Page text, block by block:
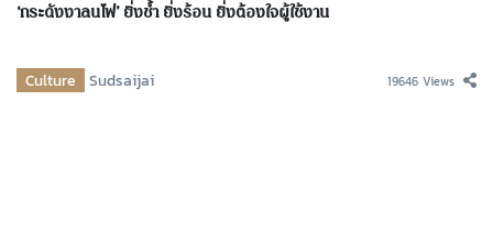
‘กระดังงาลนไฟ’ ยิ่งช้ำ ยิ่งร้อน ยิ่งต้องใจผู้ใช้งาน
Culture Sudsaijai 19646 Views